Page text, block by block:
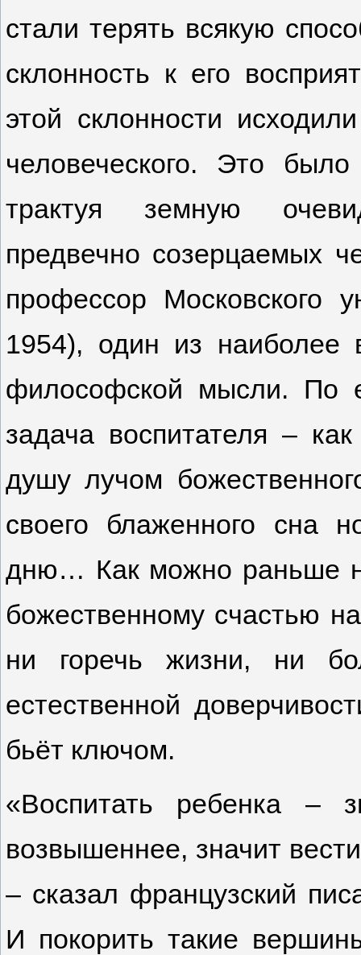
стали терять всякую
склонность к его
этой склонности
человеческого. Это
трактуя земную
предвечно созерцаемых
профессор Московского
1954), один из наиболее
философской мысли. По
задача воспитателя –
душу лучом
своего блаженного сна
дню… Как можно раньше
божественному счастью
ни горечь жизни, ни
естественной
бьёт ключом.
«Воспитать ребенка –
возвышеннее, значит
– сказал французский
И покорить такие